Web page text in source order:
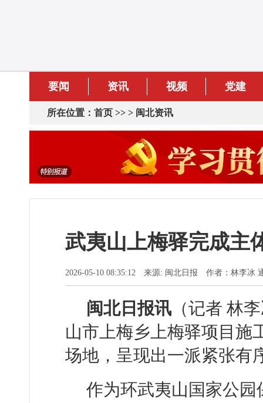
要闻 资讯 视频 党建
所在位置： 首页 >> > 闽北资讯
武夷山上梅驿完成主
2026-05-10 08:35:12 来源: 闽北日报 作者：林李冰
闽北日报讯 （记者 林
山市上梅乡上梅驿项目施
场地，呈现出一派紧张有
作为环武夷山国家公